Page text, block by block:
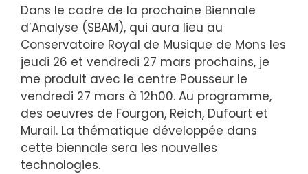
Dans le cadre de la prochaine Biennale
d’Analyse (SBAM), qui aura lieu au
Conservatoire Royal de Musique de Mons les
jeudi 26 et vendredi 27 mars prochains, je
me produit avec le centre Pousseur le
vendredi 27 mars à 12h00. Au programme,
des oeuvres de Fourgon, Reich, Dufourt et
Murail. La thématique développée dans
cette biennale sera les nouvelles
technologies.